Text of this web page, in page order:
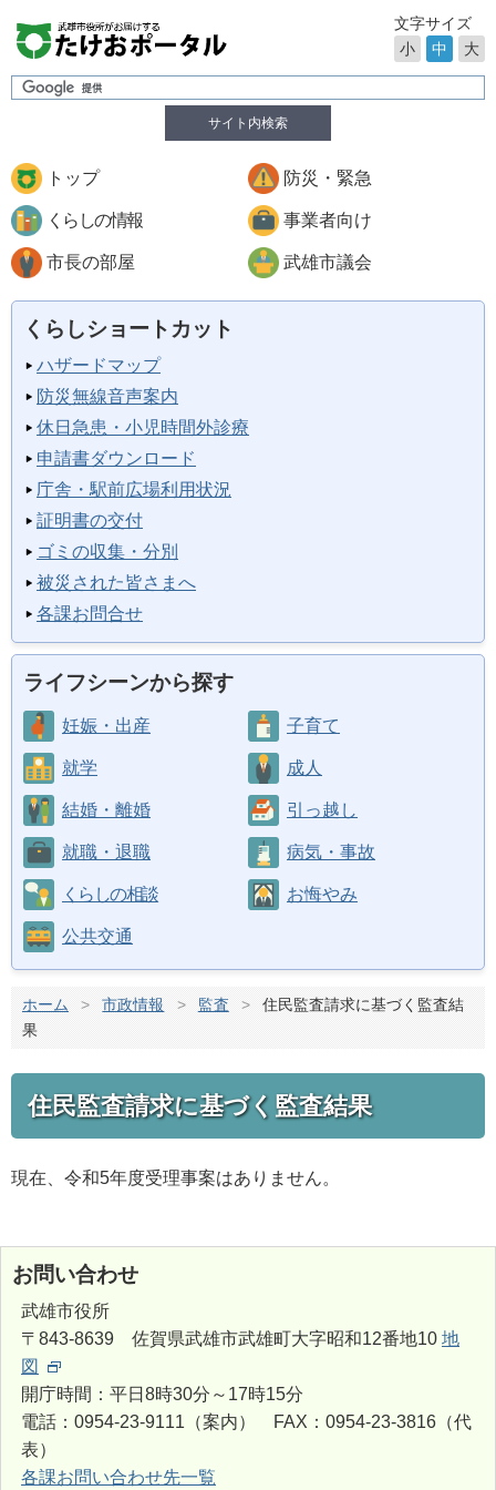
サイト内検索
文字サイズ
小
中 大
トップ 防災・緊急
くらしの情報 事業者向け
市長の部屋 武雄市議会
くらしショートカット
ハザードマップ
防災無線音声案内
休日急患・小児時間外診療
申請書ダウンロード
庁舎・駅前広場利用状況
証明書の交付
ゴミの収集・分別
被災された皆さまへ
各課お問合せ
ライフシーンから探す
妊娠・出産 子育て
就学 成人
結婚・離婚 引っ越し
就職・退職 病気・事故
くらしの相談 お悔やみ
公共交通
ホーム > 市政情報 > 監査 >
住民監査請求に基づく監査結
果
住民監査請求に基づく監査結果
現在、令和5年度受理事案はありません。
お問い合わせ
武雄市役所
〒843-8639 佐賀県武雄市武雄町大字昭和12番地10 地
図
開庁時間：平日8時30分～17時15分
電話：0954-23-9111（案内） FAX：0954-23-3816（代
表）
各課お問い合わせ先一覧